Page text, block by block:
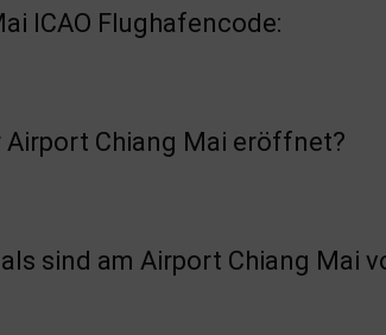
ICAO Flughafencode:
Airport Chiang Mai eröffnet?
sind am Airport Chiang Mai